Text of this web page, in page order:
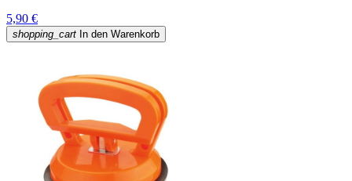
5,90 €
shopping_cart In den Warenkorb